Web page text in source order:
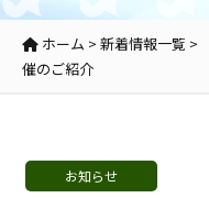
ホーム > 新着情報一覧 >
催のご紹介
お知らせ